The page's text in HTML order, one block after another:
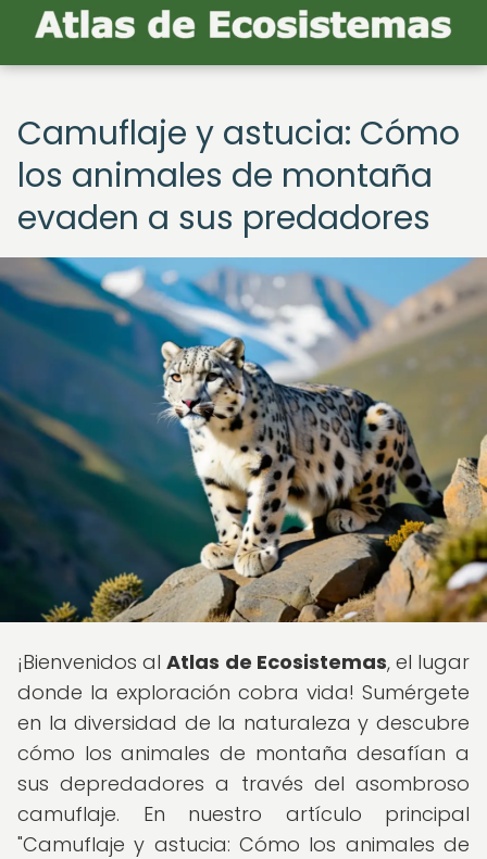
Camuflaje y astucia: Cómo
los animales de montaña
evaden a sus predadores
¡Bienvenidos alAtlas de Ecosistemas, el lugar
donde la exploración cobra vida! Sumérgete
en la diversidad de la naturaleza y descubre
cómo los animales de montaña desafían a
sus depredadores a través del asombroso
camuflaje. En nuestro artículo principal
"Camuflaje y astucia: Cómo los animales de